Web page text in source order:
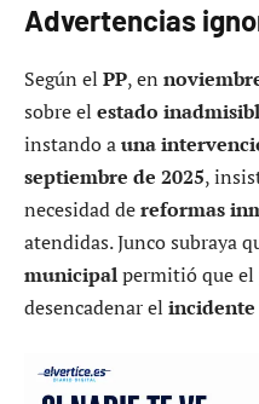
Advertencias
Según el PP, en
sobre el estado
instando auna
septiembre de 2025,
necesidad dereformas
atendidas. Junco subraya
municipalpermitió que el
desencadenar el